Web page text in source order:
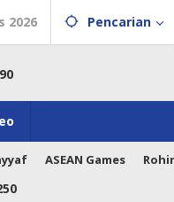
2026 Pencarian
ASEAN Games